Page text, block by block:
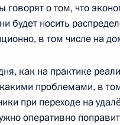
Информационные
ресурсы
Президента России
Президент России
Текущий ресурс
Конституция России
Государственная
символика
о том, что
будет носить
в том числе на
как на практике
проблемами, в
при переходе на
оперативно